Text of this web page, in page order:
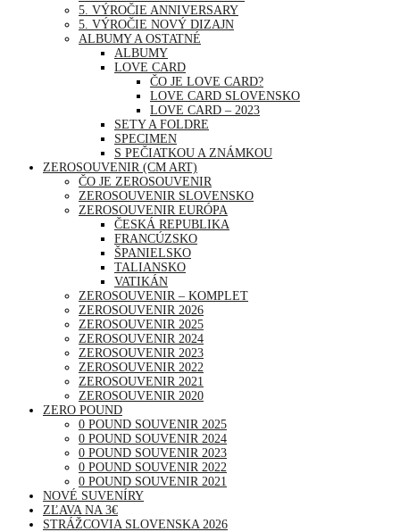
5. VÝROČIE ANNIVERSARY
5. VÝROČIE NOVÝ DIZAJN
ALBUMY A OSTATNÉ
ALBUMY
LOVE CARD
ČO JE LOVE CARD?
LOVE CARD SLOVENSKO
LOVE CARD – 2023
SETY A FOLDRE
SPECIMEN
S PEČIATKOU A ZNÁMKOU
ZEROSOUVENIR (CM ART)
ČO JE ZEROSOUVENIR
ZEROSOUVENIR SLOVENSKO
ZEROSOUVENIR EURÓPA
ČESKÁ REPUBLIKA
FRANCÚZSKO
ŠPANIELSKO
TALIANSKO
VATIKÁN
ZEROSOUVENIR – KOMPLET
ZEROSOUVENIR 2026
ZEROSOUVENIR 2025
ZEROSOUVENIR 2024
ZEROSOUVENIR 2023
ZEROSOUVENIR 2022
ZEROSOUVENIR 2021
ZEROSOUVENIR 2020
ZERO POUND
0 POUND SOUVENIR 2025
0 POUND SOUVENIR 2024
0 POUND SOUVENIR 2023
0 POUND SOUVENIR 2022
0 POUND SOUVENIR 2021
NOVÉ SUVENÍRY
ZĽAVA NA 3€
STRÁŽCOVIA SLOVENSKA 2026